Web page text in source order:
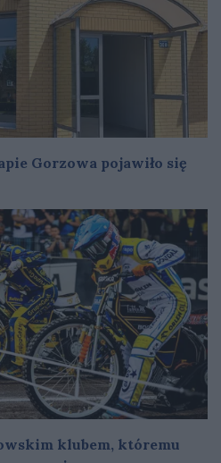
Gorzowa pojawiło się
klubem, któremu